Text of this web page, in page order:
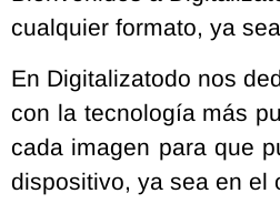
cualquier formato, ya
En Digitalizatodo nos
con la tecnología más
cada imagen para que
dispositivo, ya sea en el